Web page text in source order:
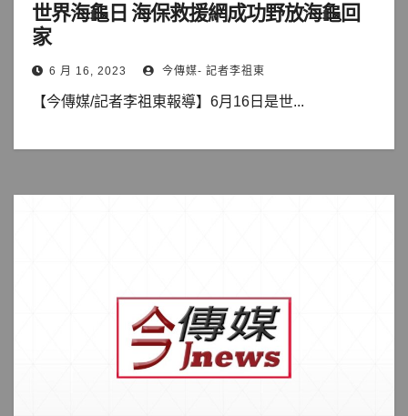
世界海龜日 海保救援網成功野放海龜回
家
6 月 16, 2023 今傳媒- 記者李祖東
【今傳媒/記者李祖東報導】6月16日是世...